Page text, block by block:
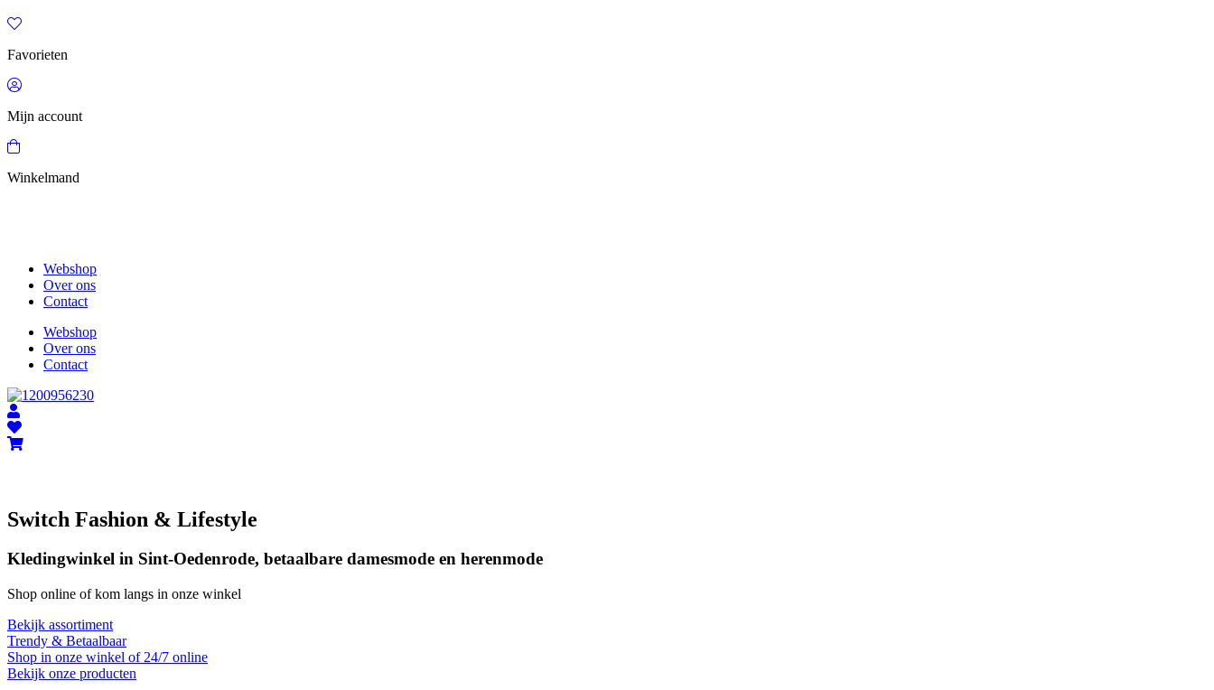
Favorieten
Mijn account
Winkelmand
Webshop
Over ons
Contact
Webshop
Over ons
Contact
Switch Fashion & Lifestyle
Kledingwinkel in Sint-Oedenrode, betaalbare damesmode en herenmode
Shop online of kom langs in onze winkel
Bekijk assortiment
Trendy & Betaalbaar
Shop in onze winkel of 24/7 online
Bekijk onze producten